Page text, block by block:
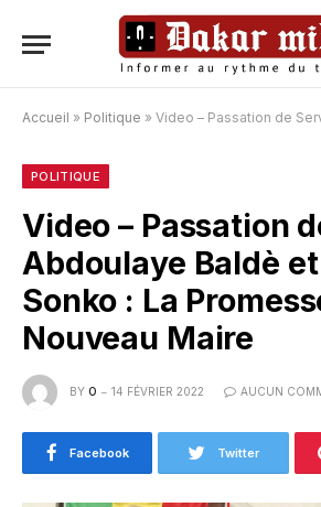
Accueil » Politique » Video – Passation de Service Abdoulaye Baldè et
POLITIQUE
Video – Passation
Abdoulaye Baldè
Sonko : La
Nouveau Maire
BY O 14 FÉVRIER 2022 AUCUN
Facebook Twitter